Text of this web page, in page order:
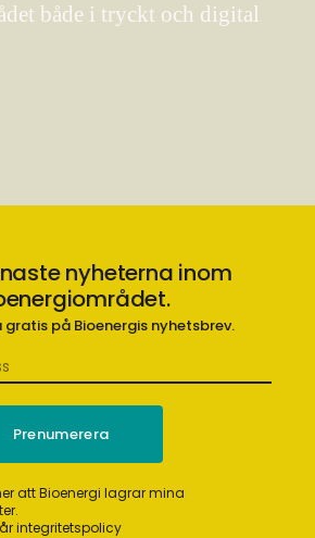
både i tryckt och digital
nyheterna inom
gratis på Bioenergis nyhetsbrev.
att Bioenergi lagrar mina
integritetspolicy